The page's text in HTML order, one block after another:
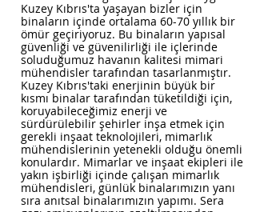
Kuzey Kıbrıs'ta yaşayan bizler için
binaların içinde ortalama 60-70 yıllık bir
ömür geçiriyoruz. Bu binaların yapısal
güvenliği ve güvenilirliği ile içlerinde
soluduğumuz havanın kalitesi mimari
mühendisler tarafından tasarlanmıştır.
Kuzey Kıbrıs'taki enerjinin büyük bir
kısmı binalar tarafından tüketildiği için,
koruyabileceğimiz enerji ve
sürdürülebilir şehirler inşa etmek için
gerekli inşaat teknolojileri, mimarlık
mühendislerinin yetenekli olduğu önemli
konulardır. Mimarlar ve inşaat ekipleri ile
yakın işbirliği içinde çalışan mimarlık
mühendisleri, günlük binalarımızın yanı
sıra anıtsal binalarımızın yapımı. Sera